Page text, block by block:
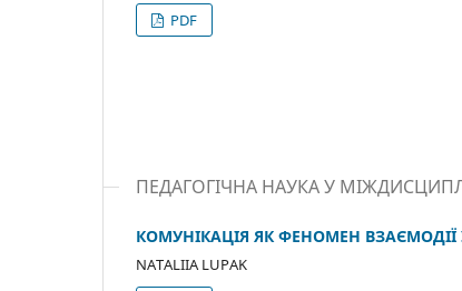
PDF
ПЕДАГОГІЧНА НАУКА У
КОМУНІКАЦІЯ ЯК ФЕНОМЕН
NATALIIA LUPAK